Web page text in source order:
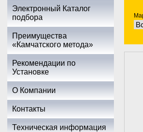
Электронный Каталог
подбора
Преимущества
«Камчатского метода»
Рекомендации по
Установке
О Компании
Контакты
Техническая информация